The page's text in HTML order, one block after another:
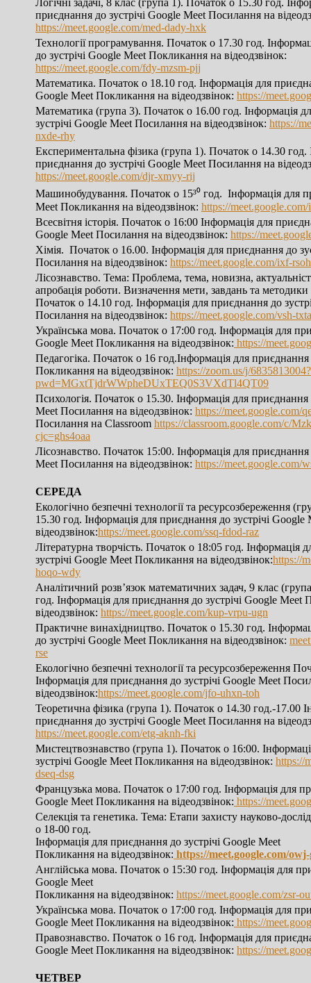
Логічні задачі, 8 клас (група 1). Початок о 15.30 год.
приєднання до зустрічі Google Meet Посилання на
https://meet.google.com/med-dady-hxk
Технології програмування. Початок о 17.30 год.
до зустрічі Google Meet Покликання на відеодзвінок:
https://meet.google.com/fdy-mzsm-pjj
Математика. Початок о 18.10 год. Інформація для
Google Meet Покликання на відеодзвінок: https://
Математика (група 3). Початок о 16.00 год. Інформація
зустрічі Google Meet Посилання на відеодзвінок: https://
nxde-rhy
Експериментальна фізика (група 1). Початок о 14.30 год.
приєднання до зустрічі Google Meet Посилання на
https://meet.google.com/djr-xmyy-rij
Машинобудування. Початок о 15³⁰ год. Інформація для
Meet Покликання на відеодзвінок: https://
Всесвітня історія. Початок о 16:00 Інформація для
Google Meet Посилання на відеодзвінок: https://
Хімія. Початок о 16.00. Інформація для приєднання до
Посилання на відеодзвінок: https://meet.google.com/ixf-
Лісознавство. Тема: Проблема, тема, новизна,
апробація роботи. Визначення мети, завдань та методики
Початок о 14.10 год. Інформація для приєднання до
Посилання на відеодзвінок: https://meet.google.com/vsh-
Українська мова. Початок о 17:00 год. Інформація для
Google Meet Покликання на відеодзвінок: https://
Педагогіка. Початок о 16 год.Інформація для приєднання
Покликання на відеодзвінок: https://zoom.us/j/6835813004?
pwd=MGxtTjdrWWpheDUxTEQ0S3VXdTl4QT09
Психологія. Початок о 15.30. Інформація для приєднання
Meet Посилання на відеодзвінок: https://meet.google.com/
Посилання на Classroom https://classroom.google.com/c/
cjc=ghs4oaa
Лісознавство. Початок 15:00. Інформація для приєднання
Meet Посилання на відеодзвінок: https://meet.google.com/
СЕРЕДА
Екологічно безпечні технології та ресурсозбереження
15.30 год. Інформація для приєднання до зустрічі
відеодзвінок:https://meet.google.com/ssq-fdod-raz
Літературна творчість. Початок о 18:05 год. Інформація
зустрічі Google Meet Покликання на відеодзвінок:https://
hoqo-wdy
Аналітичний розв’язок математичних задач, 9 клас
год. Інформація для приєднання до зустрічі Google Meet
відеодзвінок: https://meet.google.com/kup-vrpu-ugn
Практичне винахідництво. Початок о 15.30 год.
до зустрічі Google Meet Покликання на відеодзвінок:
rse
Екологічно безпечні технології та ресурсозбереження
Інформація для приєднання до зустрічі Google Meet
відеодзвінок:https://meet.google.com/jfo-uhxn-toh
Теоретична фізика (група 1). Початок о 14.30 год.-17.00
приєднання до зустрічі Google Meet Посилання на
https://meet.google.com/etg-aknh-fki
Мистецтвознавство (група 1). Початок о 16:00.
зустрічі Google Meet Покликання на відеодзвінок: https://
dseq-dsg
Французька мова. Початок о 17:00 год. Інформація для
Google Meet Покликання на відеодзвінок: https://
Селекція та генетика. Тема: Етапи захисту науково-
о 18-00 год.
Інформація для приєднання до зустрічі Google Meet
Покликання на відеодзвінок: https://meet.google.com/
Англійська мова. Початок о 15:30 год. Інформація для
Google Meet
Покликання на відеодзвінок: https://meet.google.com/zsr-
Українська мова. Початок о 17:00 год. Інформація для
Google Meet Покликання на відеодзвінок: https://
Правознавство. Початок о 16 год. Інформація для
Google Meet Покликання на відеодзвінок: https://
ЧЕТВЕР